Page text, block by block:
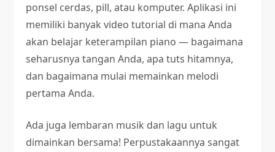
ponsel cerdas, pill, atau komputer. Aplikasi ini
memiliki banyak video tutorial di mana Anda
akan belajar keterampilan piano — bagaimana
seharusnya tangan Anda, apa tuts hitamnya,
dan bagaimana mulai memainkan melodi
pertama Anda.
Ada juga lembaran musik dan lagu untuk
dimainkan bersama! Perpustakaannya sangat